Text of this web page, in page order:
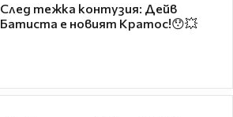
След тежка контузия: Дейв
Батиста е новият Кратос!😯💥